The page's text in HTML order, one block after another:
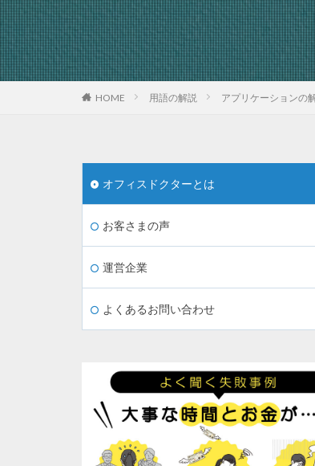
HOME 用語の解説 アプリケーションの
オフィスドクターとは
お客さまの声
運営企業
よくあるお問い合わせ